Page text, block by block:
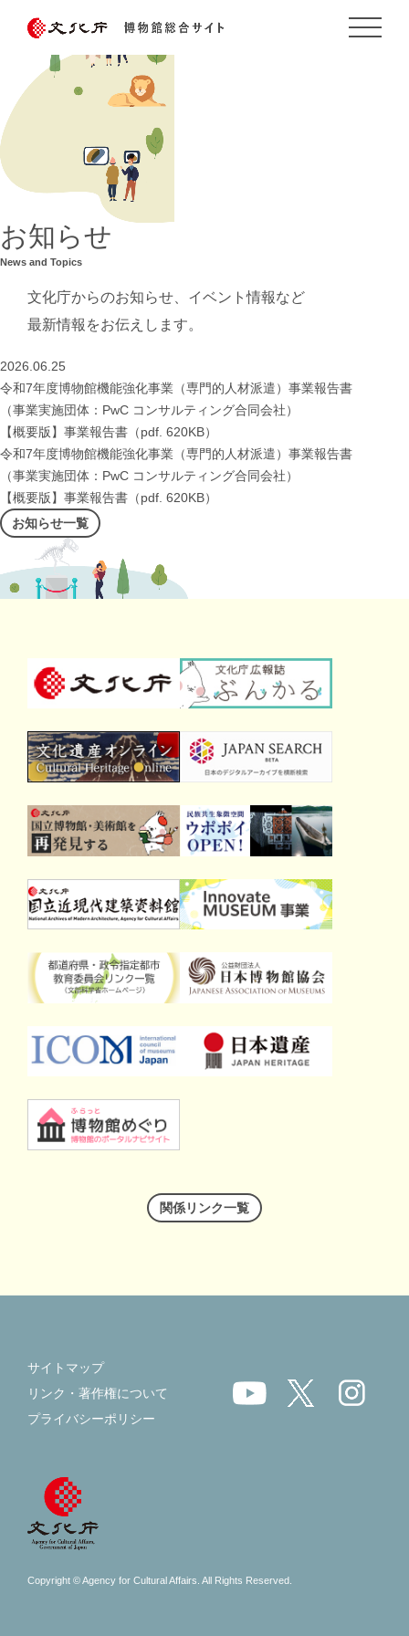
お知らせ
News and Topics
文化庁からのお知らせ、イベント情報など
最新情報をお伝えします。
2026.06.25
令和7年度博物館機能強化事業（専門的人材派遣）事業報告書
（事業実施団体：PwC コンサルティング合同会社）
【概要版】事業報告書（pdf. 620KB）
令和7年度博物館機能強化事業（専門的人材派遣）事業報告書
（事業実施団体：PwC コンサルティング合同会社）
【概要版】事業報告書（pdf. 620KB）
お知らせ一覧
関係リンク一覧
サイトマップ
リンク・著作権について
プライバシーポリシー
Copyright © Agency for Cultural Affairs. All Rights Reserved.